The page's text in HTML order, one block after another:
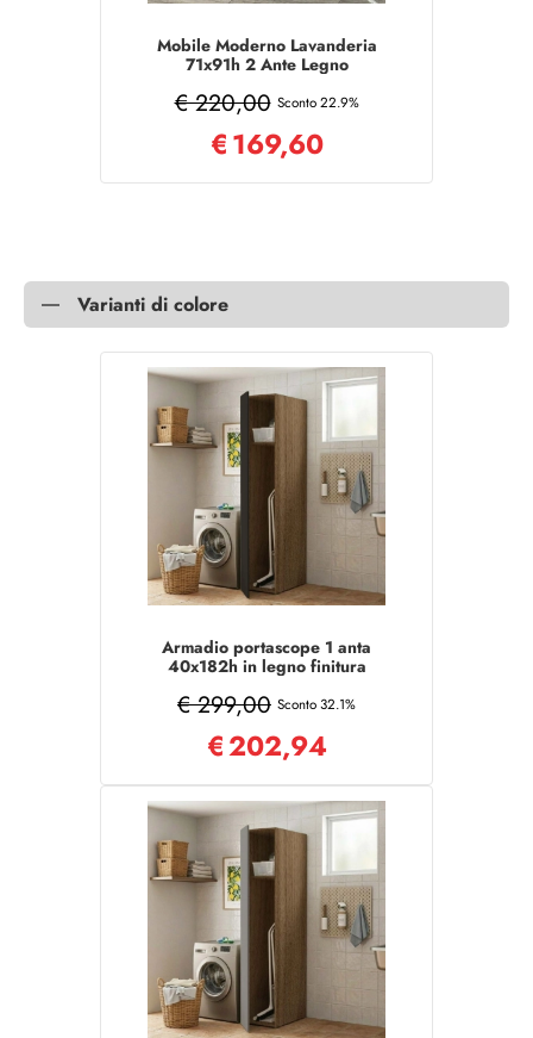
Mobile Moderno Lavanderia
71x91h 2 Ante Legno
€ 220,00 Sconto 22.9%
€169,60
Varianti di colore
Armadio portascope 1 anta
40x182h in legno finitura
€ 299,00 Sconto 32.1%
€202,94